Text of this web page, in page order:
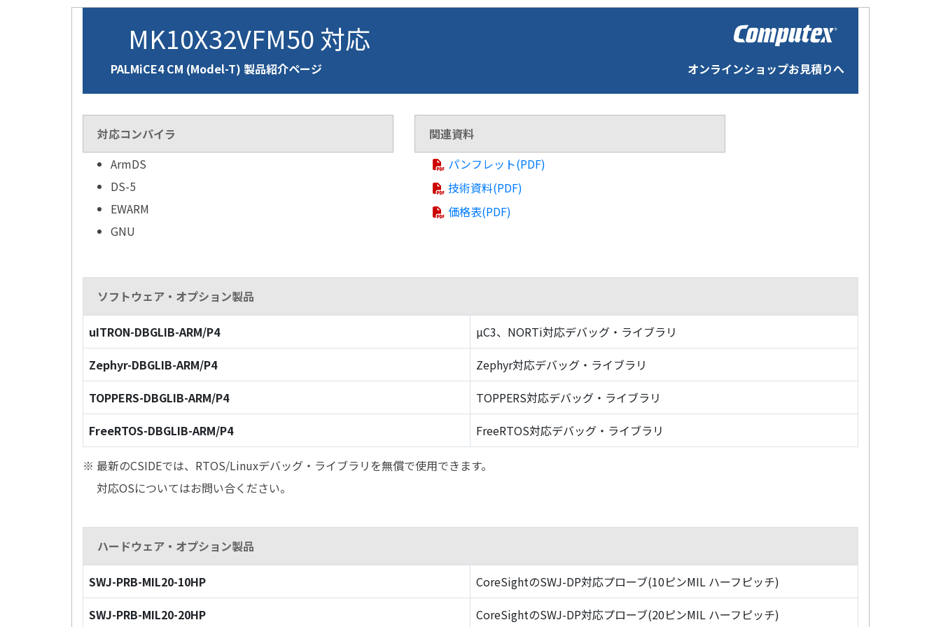
MK10X32VFM50 対応
PALMiCE4 CM (Model-T) 製品紹介ページ オンラインショップお見積りへ
対応コンパイラ
ArmDS
DS-5
EWARM
GNU
関連資料
パンフレット(PDF)
技術資料(PDF)
価格表(PDF)
ソフトウェア・オプション製品
uITRON-DBGLIB-ARM/P4
µC3、NORTi対応デバッグ・ライブラリ
Zephyr-DBGLIB-ARM/P4
Zephyr対応デバッグ・ライブラリ
TOPPERS-DBGLIB-ARM/P4
TOPPERS対応デバッグ・ライブラリ
FreeRTOS-DBGLIB-ARM/P4
FreeRTOS対応デバッグ・ライブラリ
※ 最新のCSIDEでは、RTOS/Linuxデバッグ・ライブラリを無償で使用できます。
対応OSについてはお問い合ください。
ハードウェア・オプション製品
SWJ-PRB-MIL20-10HP
CoreSightのSWJ-DP対応プローブ(10ピンMIL ハーフピッチ)
SWJ-PRB-MIL20-20HP
CoreSightのSWJ-DP対応プローブ(20ピンMIL ハーフピッチ)